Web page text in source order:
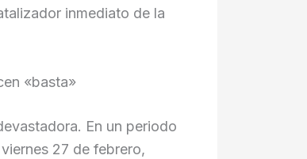
inmediato de la
«basta»
En un periodo
27 de febrero,